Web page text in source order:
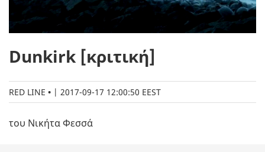
Dunkirk [κριτική]
RED LINE | 2017-09-17 12:00:50 EEST
του Νικήτα Φεσσά